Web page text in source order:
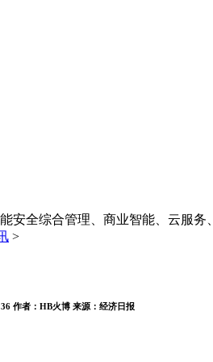
安全综合管理、商业智能、云服务
>
作者： HB火博 来源： 经济日报